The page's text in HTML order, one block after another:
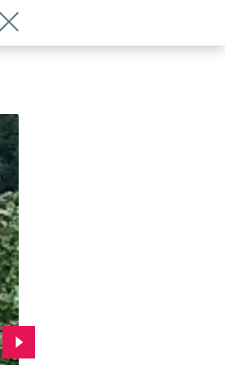
Wróć do artykułu Policja szuka tego
Przejdź do kolejnego zdjęcia.